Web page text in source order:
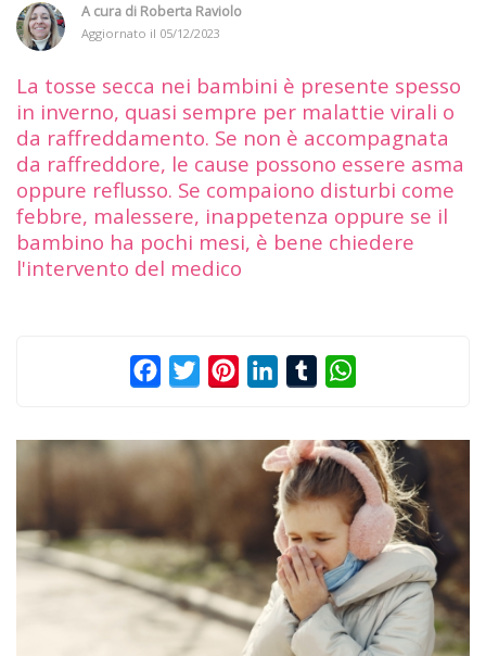
A cura di Roberta Raviolo
Aggiornato il 05/12/2023
La tosse secca nei bambini è presente spesso
in inverno, quasi sempre per malattie virali o
da raffreddamento. Se non è accompagnata
da raffreddore, le cause possono essere asma
oppure reflusso. Se compaiono disturbi come
febbre, malessere, inappetenza oppure se il
bambino ha pochi mesi, è bene chiedere
l'intervento del medico
FacebookTwitterPinterestLinkedInTumblr